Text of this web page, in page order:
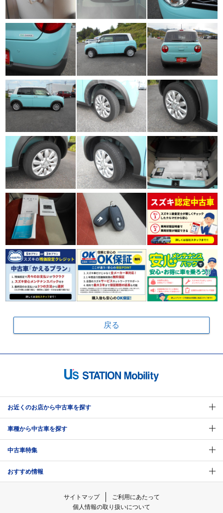
戻る
お近くのお店から中古車を探す
車種から中古車を探す
中古車特集
おすすめ情報
サイトマップ
ご利用にあたって
個人情報の取り扱いについて